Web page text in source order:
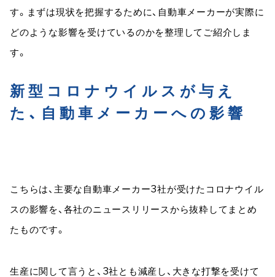
す。まずは現状を把握するために、自動車メーカーが実際に
どのような影響を受けているのかを整理してご紹介しま
す。
新型コロナウイルスが与え
た、自動車メーカーへの影響
こちらは、主要な自動車メーカー3社が受けたコロナウイル
スの影響を、各社のニュースリリースから抜粋してまとめ
たものです。
生産に関して言うと、3社とも減産し、大きな打撃を受けて